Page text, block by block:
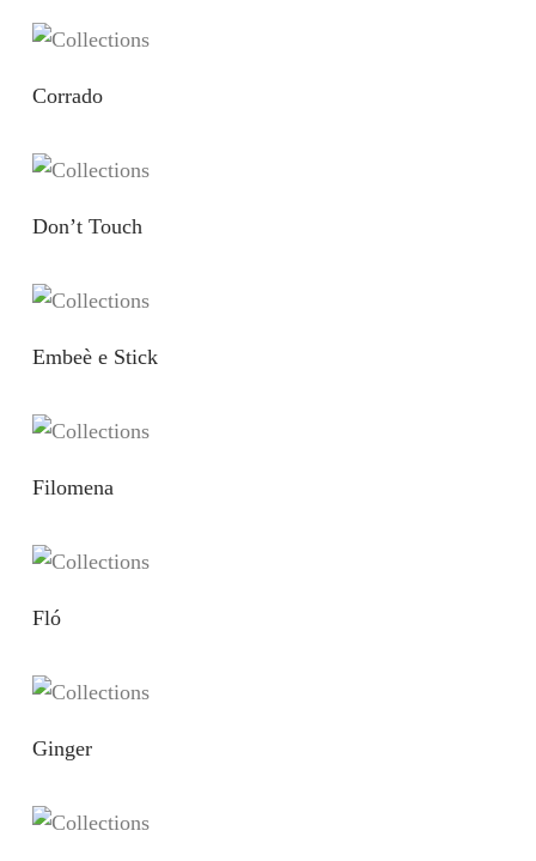
Corrado
Don’t Touch
Embeè e Stick
Filomena
Fló
Ginger